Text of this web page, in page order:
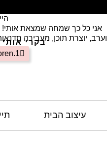
אני כל כך שמחה שמצאת אותי!
וערב, יוצרת תוכן, מעבירה
בקרי
עיצוב הבית